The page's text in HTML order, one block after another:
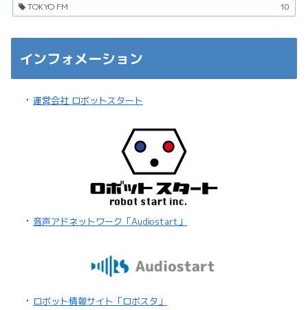
TOKYO FM
10
インフォメーション
・ 運営会社 ロボットスタート
・ 音声アドネットワーク「Audiostart」
・ ロボット情報サイト「ロボスタ」